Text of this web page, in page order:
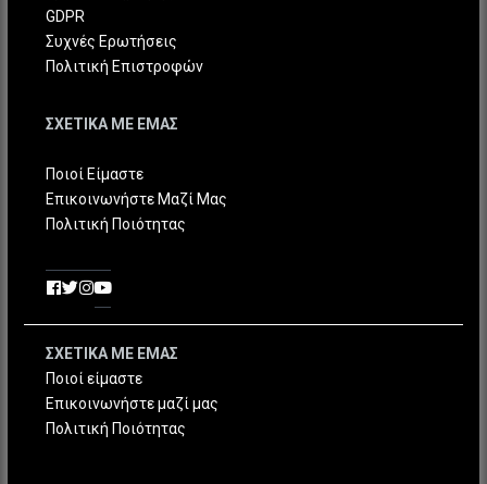
GDPR
Συχνές Ερωτήσεις
Πολιτική Επιστροφών
ΣΧΕΤΙΚΑ ΜΕ ΕΜΑΣ
Ποιοί Είμαστε
Επικοινωνήστε Μαζί Μας
Πολιτική Ποιότητας
ΣΧΕΤΙΚΑ ΜΕ ΕΜΑΣ
Ποιοί είμαστε
Επικοινωνήστε μαζί μας
Πολιτική Ποιότητας